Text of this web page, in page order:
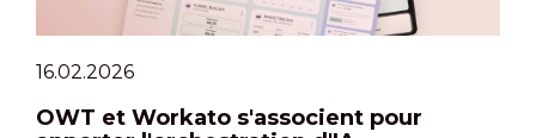
16.02.2026
OWT et Workato s'associent pour